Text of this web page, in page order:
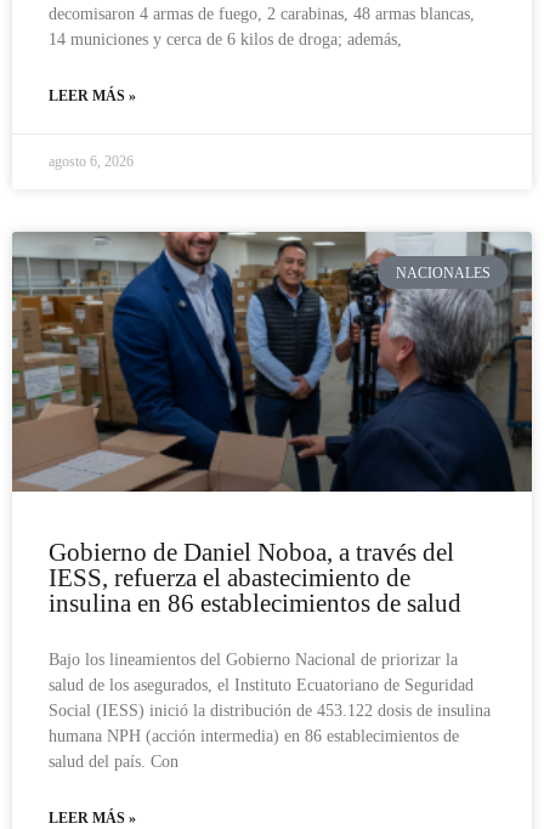
decomisaron 4 armas de fuego, 2 carabinas, 48 armas blancas,
14 municiones y cerca de 6 kilos de droga; además,
LEER MÁS »
agosto 6, 2026
NACIONALES
Gobierno de Daniel Noboa, a través del
IESS, refuerza el abastecimiento de
insulina en 86 establecimientos de salud
Bajo los lineamientos del Gobierno Nacional de priorizar la
salud de los asegurados, el Instituto Ecuatoriano de Seguridad
Social (IESS) inició la distribución de 453.122 dosis de insulina
humana NPH (acción intermedia) en 86 establecimientos de
salud del país. Con
LEER MÁS »